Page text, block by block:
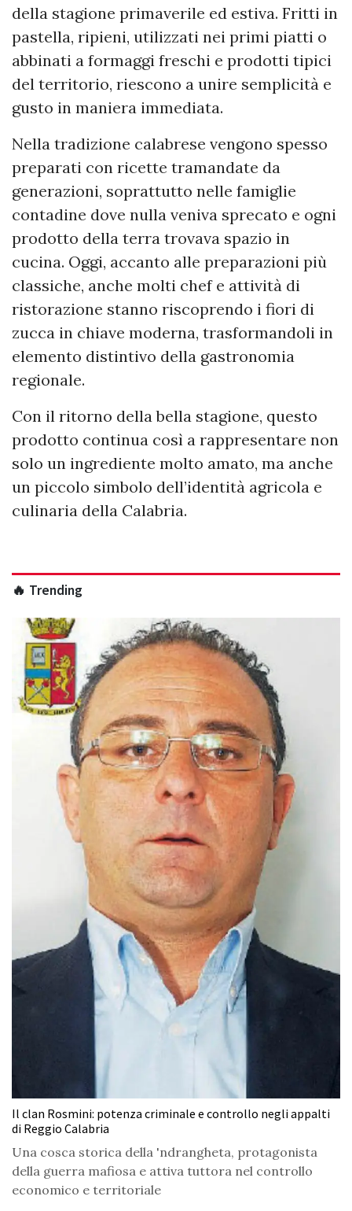
della stagione primaverile ed estiva. Fritti in
pastella, ripieni, utilizzati nei primi piatti o
abbinati a formaggi freschi e prodotti tipici
del territorio, riescono a unire semplicità e
gusto in maniera immediata.
Nella tradizione calabrese vengono spesso
preparati con ricette tramandate da
generazioni, soprattutto nelle famiglie
contadine dove nulla veniva sprecato e ogni
prodotto della terra trovava spazio in
cucina. Oggi, accanto alle preparazioni più
classiche, anche molti chef e attività di
ristorazione stanno riscoprendo i fiori di
zucca in chiave moderna, trasformandoli in
elemento distintivo della gastronomia
regionale.
Con il ritorno della bella stagione, questo
prodotto continua così a rappresentare non
solo un ingrediente molto amato, ma anche
un piccolo simbolo dell’identità agricola e
culinaria della Calabria.
🔥 Trending
Il clan Rosmini: potenza criminale e controllo negli appalti
di Reggio Calabria
Una cosca storica della 'ndrangheta, protagonista
della guerra mafiosa e attiva tuttora nel controllo
economico e territoriale